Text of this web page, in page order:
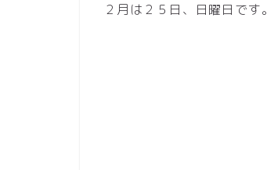
２月は２５日、日曜日です。